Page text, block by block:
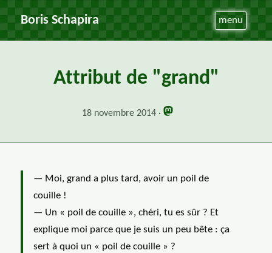
Boris Schapira menu
Attribut de "grand"
18 novembre 2014
— Moi, grand a plus tard, avoir un poil de
couille !
— Un « poil de couille », chéri, tu es sûr ? Et
explique moi parce que je suis un peu bête : ça
sert à quoi un « poil de couille » ?